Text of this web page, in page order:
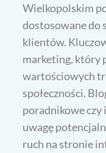
Wielkopolskim
dostosowane do
klientów.
marketing, który
wartościowych
społeczności.
poradnikowe czy
uwagę
ruch na stronie